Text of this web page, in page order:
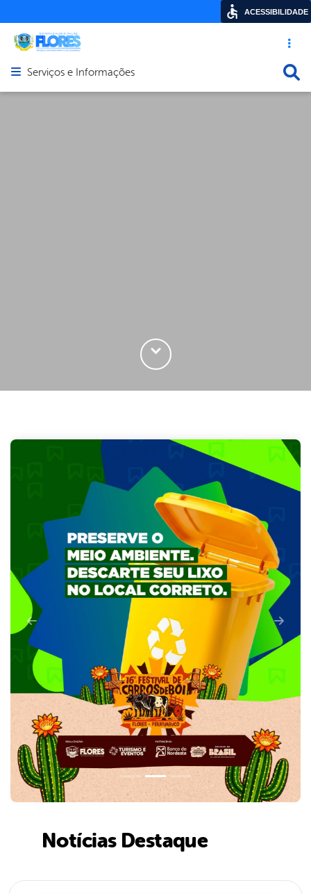
Acesso
Abrir menu principal de navegação
Serviços e Informações
Notícias Destaque
ACESSIBILIDADE